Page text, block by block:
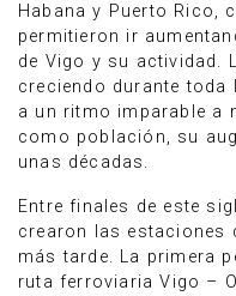
Habana y Puerto Rico,
permitieron ir
de Vigo y su actividad.
creciendo durante toda
a un ritmo imparable a
como población, su
unas décadas.
Entre finales de este
crearon las estaciones
más tarde. La primera
ruta ferroviaria Vigo –